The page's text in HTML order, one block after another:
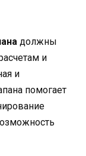
должны
и
и
помогает